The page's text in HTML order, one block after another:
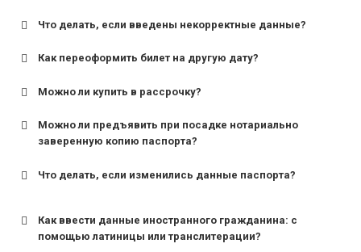
Что делать, если введены некорректные данные?
Как переоформить билет на другую дату?
Можно ли купить в рассрочку?
Можно ли предъявить при посадке нотариально
заверенную копию паспорта?
Что делать, если изменились данные паспорта?
Как ввести данные иностранного гражданина: с
помощью латиницы или транслитерации?